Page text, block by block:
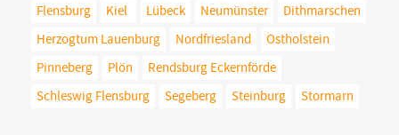
Flensburg
Kiel Lübeck Neumünster
Dithmarschen
Herzogtum Lauenburg
Nordfriesland
Ostholstein
Pinneberg
Plön
Rendsburg Eckernförde
Schleswig Flensburg
Segeberg Steinburg Stormarn